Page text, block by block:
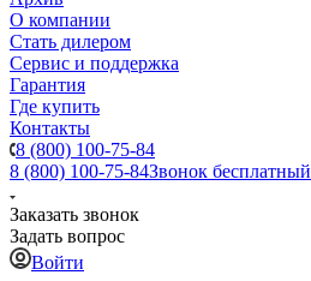
О компании
Стать дилером
Сервис и поддержка
Гарантия
Где купить
Контакты
8 (800) 100-75-84
8 (800) 100-75-84Звонок бесплатный
Заказать звонок
Задать вопрос
Войти